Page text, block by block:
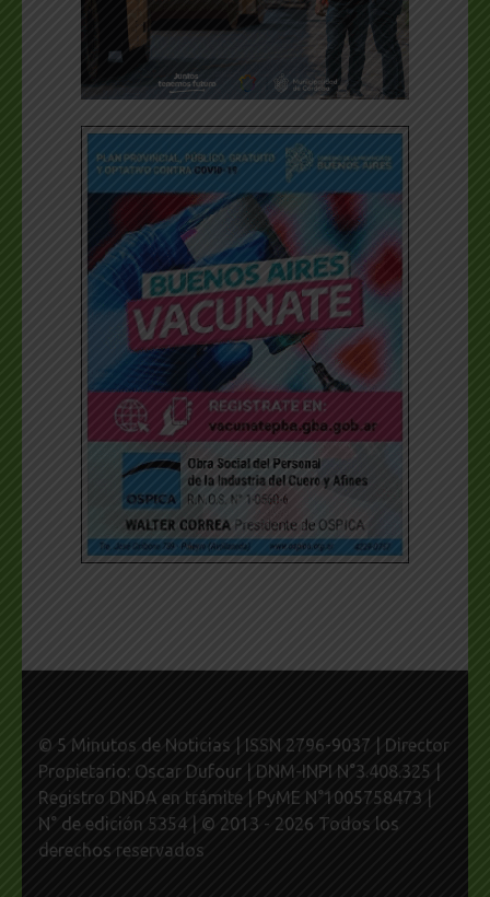
© 5 Minutos de Noticias | ISSN 2796-9037 | Director
Propietario: Oscar Dufour | DNM-INPI N°3.408.325 |
Registro DNDA en trámite | PyME N°1005758473 |
N° de edición 5354 | © 2013 - 2026 Todos los
derechos reservados